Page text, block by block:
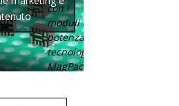
con i
moduli di
potenza con
tecnologia
MagPack.